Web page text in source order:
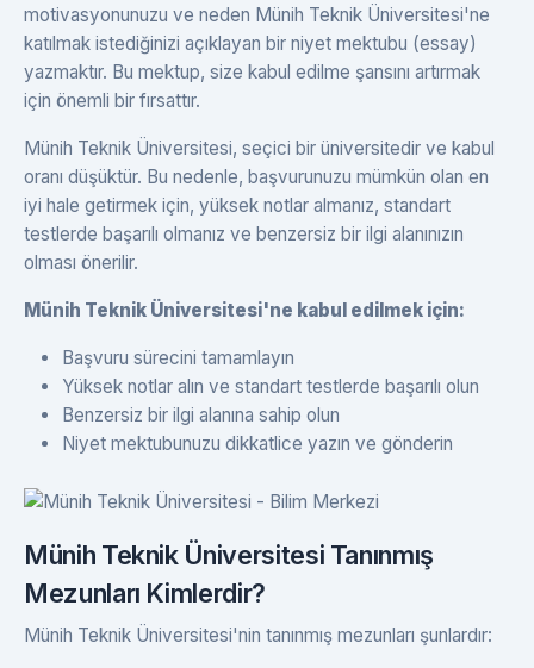
motivasyonunuzu ve neden Münih Teknik Üniversitesi'ne
katılmak istediğinizi açıklayan bir niyet mektubu (essay)
yazmaktır. Bu mektup, size kabul edilme şansını artırmak
için önemli bir fırsattır.
Münih Teknik Üniversitesi, seçici bir üniversitedir ve kabul
oranı düşüktür. Bu nedenle, başvurunuzu mümkün olan en
iyi hale getirmek için, yüksek notlar almanız, standart
testlerde başarılı olmanız ve benzersiz bir ilgi alanınızın
olması önerilir.
Münih Teknik Üniversitesi'ne kabul edilmek için:
Başvuru sürecini tamamlayın
Yüksek notlar alın ve standart testlerde başarılı olun
Benzersiz bir ilgi alanına sahip olun
Niyet mektubunuzu dikkatlice yazın ve gönderin
Münih Teknik Üniversitesi Tanınmış
Mezunları Kimlerdir?
Münih Teknik Üniversitesi'nin tanınmış mezunları şunlardır: